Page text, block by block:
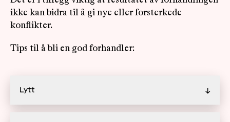
ikke kan bidra til å gi nye eller forsterkede
konflikter.
Tips til å bli en god forhandler:
Lytt ↓